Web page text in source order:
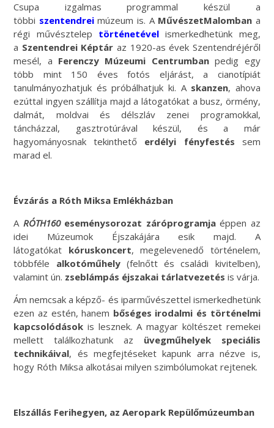
Csupa izgalmas programmal készül a
többi szentendreimúzeum is. AMűvészetMalomban a
régi művésztelep történetévelismerkedhetünk meg,
a Szentendrei Képtár az 1920-as évek Szentendréjéről
mesél, a Ferenczy Múzeumi Centrumbanpedig egy
több mint 150 éves fotós eljárást, a cianotípiát
tanulmányozhatjuk és próbálhatjuk ki. A skanzen, ahova
ezúttal ingyen szállítja majd a látogatókat a busz, örmény,
dalmát, moldvai és délszláv zenei programokkal,
táncházzal, gasztrotúrával készül, és a már
hagyományosnak tekinthető erdélyi fényfestés sem
marad el.
Évzárás a Róth Miksa Emlékházban
A RÓTH160eseménysorozat záróprogramjaéppen az
idei Múzeumok Éjszakájára esik majd. A
látogatókat kóruskoncert, megelevenedő történelem,
többféle alkotóműhely(felnőtt és családi kivitelben),
valamint ún. zseblámpás éjszakai tárlatvezetés is várja.
Ám nemcsak a képző- és iparművészettel ismerkedhetünk
ezen az estén, hanem bőséges irodalmi és történelmi
kapcsolódások is lesznek. A magyar költészet remekei
mellett találkozhatunk az üvegműhelyek speciális
technikáival, és megfejtéseket kapunk arra nézve is,
hogy Róth Miksa alkotásai milyen szimbólumokat rejtenek.
Elszállás Ferihegyen, az Aeropark Repülőmúzeumban